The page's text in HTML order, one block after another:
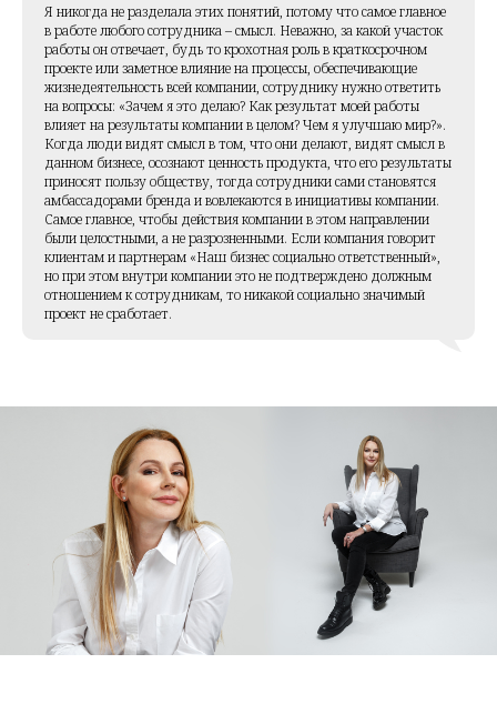
Я никогда не разделала этих понятий, потому что самое главное
в работе любого сотрудника – смысл. Неважно, за какой участок
работы он отвечает, будь то крохотная роль в краткосрочном
проекте или заметное влияние на процессы, обеспечивающие
жизнедеятельность всей компании, сотруднику нужно ответить
на вопросы: «Зачем я это делаю? Как результат моей работы
влияет на результаты компании в целом? Чем я улучшаю мир?».
Когда люди видят смысл в том, что они делают, видят смысл в
данном бизнесе, осознают ценность продукта, что его результаты
приносят пользу обществу, тогда сотрудники сами становятся
амбассадорами бренда и вовлекаются в инициативы компании.
Самое главное, чтобы действия компании в этом направлении
были целостными, а не разрозненными. Если компания говорит
клиентам и партнерам «Наш бизнес социально ответственный»,
но при этом внутри компании это не подтверждено должным
отношением к сотрудникам, то никакой социально значимый
проект не сработает.